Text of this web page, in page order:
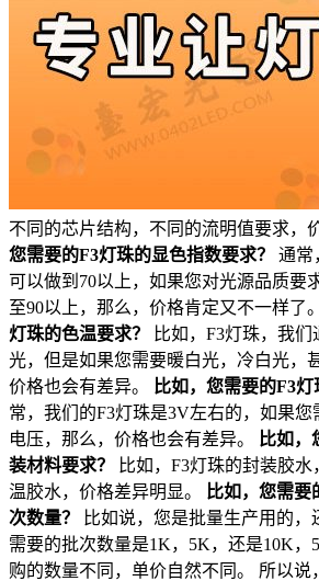
不同的芯片结构，不同的流明值要求，
您需要的F3灯珠的显色指数要求？
通常
可以做到70以上，如果您对光源品质要
至90以上，那么，价格肯定又不一样了。
灯珠的色温要求？
比如，F3灯珠，我
光，但是如果您需要暖白光，冷白光，
价格也会有差异。
比如，您需要的F3灯
常，我们的F3灯珠是3V左右的，如果
电压，那么，价格也会有差异。
比如，
装材料要求？
比如，F3灯珠的封装胶
温胶水，价格差异明显。
比如，您需要
次数量？
比如说，您是批量生产用的，
需要的批次数量是1K，5K，还是10K，
购的数量不同，单价自然不同。 所以说